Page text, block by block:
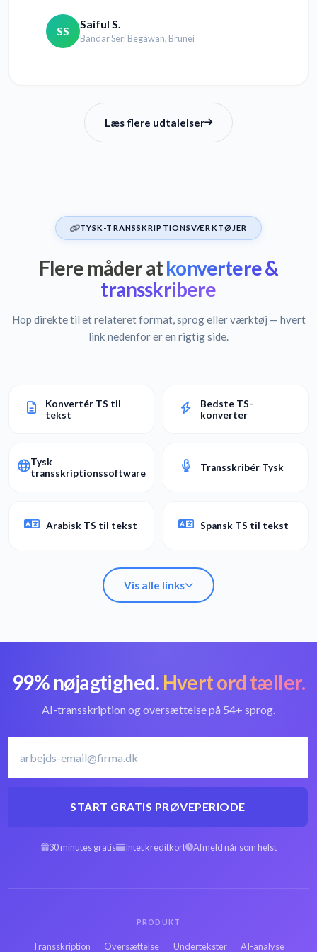
SS Saiful S.
Bandar Seri Begawan, Brunei
Læs flere udtalelser
TYSK-TRANSSKRIPTIONSVÆRKTØJER
Flere måder atkonvertere &
transskribere
Hop direkte til et relateret format, sprog eller værktøj — hvert
link nedenfor er en rigtig side.
Konvertér TS til
tekst
Bedste TS-
konverter
Tysk
transskriptionssoftware
Transskribér Tysk
Arabisk TS til tekst Spansk TS til tekst
Vis alle links
Konvertér TS til
tekst
Bedste TS-
konverter
Tysk
Transskribér Tysk
Arabisk TS til tekst Spansk TS til tekst
99% nøjagtighed. Hvert ord tæller.
AI-transskription og oversættelse på 54+ sprog.
START GRATIS PRØVEPERIODE
30 minutes gratis Intet kreditkort Afmeld når som helst
PRODUKT
Transskription Oversættelse Undertekster AI-analyse